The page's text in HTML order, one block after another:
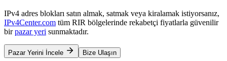
IPv4 adres blokları satın almak, satmak veya kiralamak istiyorsanız,
IPv4Center.com tüm RIR bölgelerinde rekabetçi fiyatlarla güvenilir
birpazar yeri sunmaktadır.
Pazar Yerini İncele Bize Ulaşın